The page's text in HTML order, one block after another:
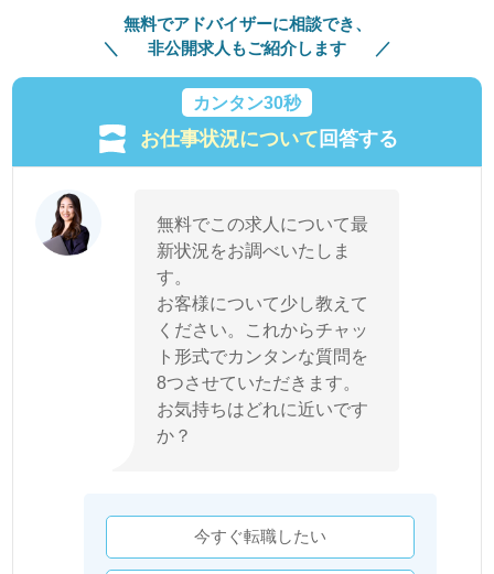
無料でアドバイザーに相談でき、
非公開求人もご紹介します
カンタン30秒
お仕事状況について回答する
無料でこの求人について最
新状況をお調べいたしま
す。
お客様について少し教えて
ください。これからチャッ
ト形式でカンタンな質問を
8つさせていただきます。
お気持ちはどれに近いです
か？
今すぐ転職したい